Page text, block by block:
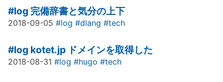
#log 完備辞書と気分の上下
2018-09-05 #log #dlang #tech
#log kotet.jp ドメインを取得した
2018-08-31 #log #hugo #tech